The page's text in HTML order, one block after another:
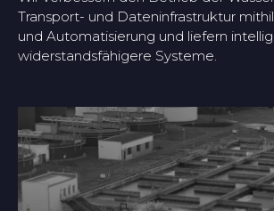
Transport- und Dateninfrastruktur
und Automatisierung und liefern
widerstandsfähigere Systeme.